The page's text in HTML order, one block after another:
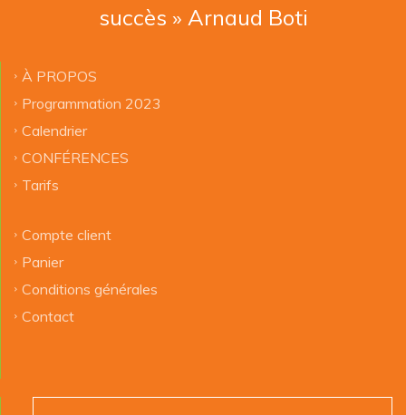
succès » Arnaud Boti
À PROPOS
Programmation 2023
Calendrier
CONFÉRENCES
Tarifs
Compte client
Panier
Conditions générales
Contact